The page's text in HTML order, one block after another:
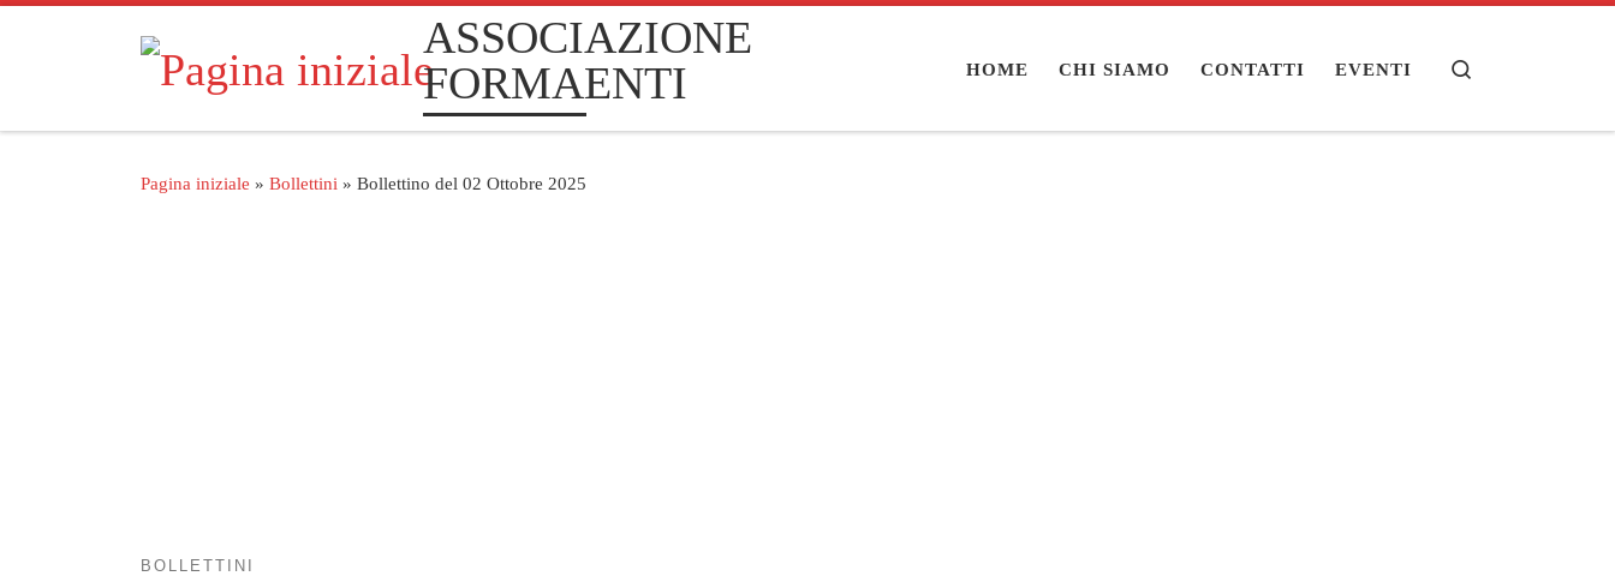
Passa al contenuto
ASSOCIAZIONE
FORMAENTI
HOME CHI SIAMO CONTATTI EVENTI
Pagina iniziale » Bollettini » Bollettino del 02 Ottobre 2025
BOLLETTINI